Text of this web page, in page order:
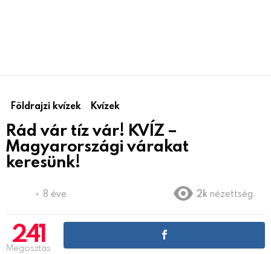
Földrajzi kvízek Kvízek
Rád vár tíz vár! KVÍZ –
Magyarországi várakat
keresünk!
8 éve 2k nézettség
241
Megosztás